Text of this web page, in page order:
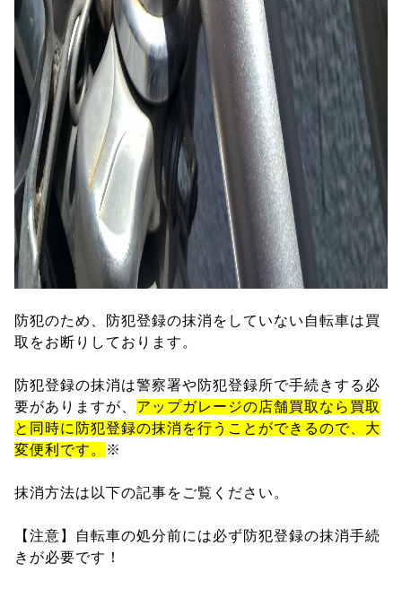
防犯のため、防犯登録の抹消をしていない自転車は買
取をお断りしております。
防犯登録の抹消は警察署や防犯登録所で手続きする必
要がありますが、 アップガレージの店舗買取なら買取
と同時に防犯登録の抹消を行うことができるので、大
変便利です。
※
抹消方法は以下の記事をご覧ください。
【注意】自転車の処分前には必ず防犯登録の抹消手続
きが必要です！